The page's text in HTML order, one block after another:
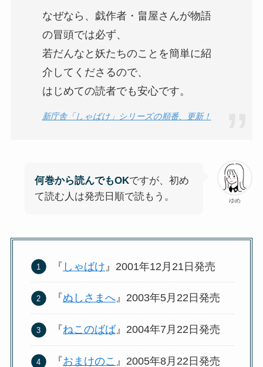
なぜなら、戯作者・畠屋さんが物語
の冒頭では必ず、
若だんなと妖たちのことを簡単に紹
介してくださるので、
はじめての読者でも安心です。
新庁舎「しゃばけ」シリーズの順番、更新！
ゆめ
何巻から読んでもOKですが、初め
て読む人は発売日順で読もう。
『 しゃばけ 』2001年12月21日発売
『ぬしさまへ』2003年5月22日発売
『ねこのばば』2004年7月22日発売
『おまけのこ 』2005年8月22日発売